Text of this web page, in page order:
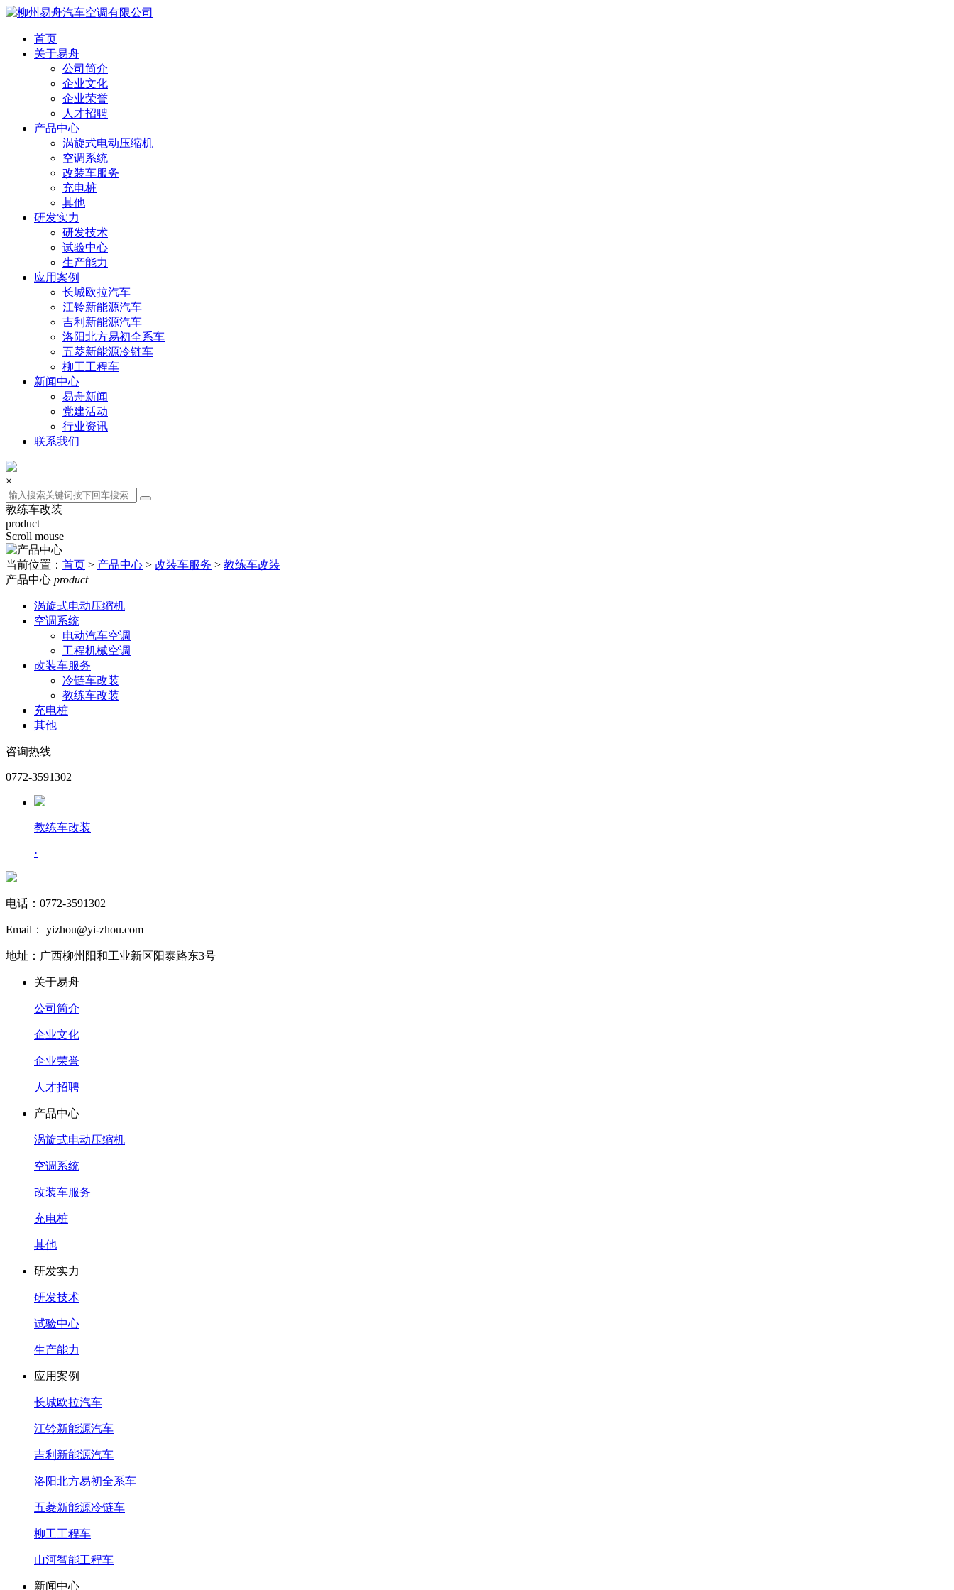
首页
关于易舟
公司简介
企业文化
企业荣誉
人才招聘
产品中心
涡旋式电动压缩机
空调系统
改装车服务
充电桩
其他
研发实力
研发技术
试验中心
生产能力
应用案例
长城欧拉汽车
江铃新能源汽车
吉利新能源汽车
洛阳北方易初全系车
五菱新能源冷链车
柳工工程车
新闻中心
易舟新闻
党建活动
行业资讯
联系我们
×
教练车改装
product
Scroll mouse
当前位置： 首页 > 产品中心 > 改装车服务 > 教练车改装
产品中心 product
涡旋式电动压缩机
空调系统
电动汽车空调
工程机械空调
改装车服务
冷链车改装
教练车改装
充电桩
其他
咨询热线
0772-3591302
教练车改装
·
电话：0772-3591302
Email： yizhou@yi-zhou.com
地址：广西柳州阳和工业新区阳泰路东3号
关于易舟
公司简介
企业文化
企业荣誉
人才招聘
产品中心
涡旋式电动压缩机
空调系统
改装车服务
充电桩
其他
研发实力
研发技术
试验中心
生产能力
应用案例
长城欧拉汽车
江铃新能源汽车
吉利新能源汽车
洛阳北方易初全系车
五菱新能源冷链车
柳工工程车
山河智能工程车
新闻中心